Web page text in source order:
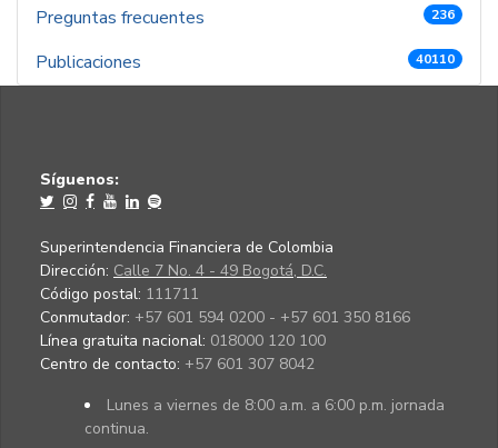
Preguntas frecuentes 236
Publicaciones 40110
Síguenos:
Superintendencia Financiera de Colombia
Dirección: Calle 7 No. 4 - 49 Bogotá, D.C.
Código postal: 111711
Conmutador: +57 601 594 0200 - +57 601 350 8166
Línea gratuita nacional: 018000 120 100
Centro de contacto: +57 601 307 8042
Lunes a viernes de 8:00 a.m. a 6:00 p.m. jornada
continua.